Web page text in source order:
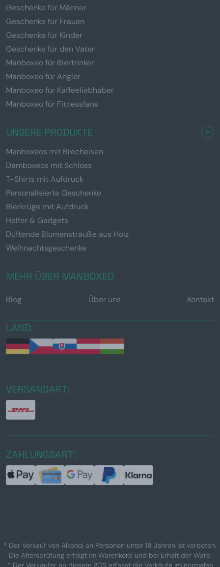
Geschenke für Männer
Geschenke für Frauen
Geschenke für Kinder
Geschenke für den Vater
Manboxeo für Biertrinker
Manboxeo für Angler
Manboxeo für Kaffeeliebhaber
Manboxeo für Fitnessfans
UNSERE PRODUKTE
Manboxeos mit Brecheisen
Damboxeos mit Schloss
T-Shirts mit Aufdruck
Personalisierte Geschenke
Bierkrüge mit Aufdruck
Helfer & Gadgets
Duftende Blumensträuße aus Holz
Weihnachtsgeschenke
MEHR ÜBER MANBOXEO
Blog Über uns Kontakt
LAND:
VERSANDART:
ZAHLUNGSART:
* Der Verkauf von Alkohol an Personen unter 18 Jahren ist verboten.
Die Altersprüfung erfolgt im Warenkorb und bei Erhalt der Ware.
* Der Verkäufer an diesem POS erfasst die Verkäufe im normalen